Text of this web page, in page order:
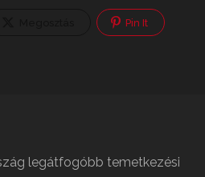
Pin It
legátfogóbb temetkezési